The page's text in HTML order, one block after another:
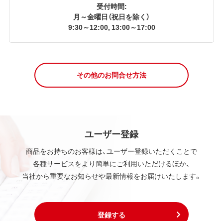
受付時間:
月～金曜日（祝日を除く）
9:30～12:00, 13:00～17:00
その他のお問合せ方法
ユーザー登録
商品をお持ちのお客様は、ユーザー登録いただくことで
各種サービスをより簡単にご利用いただけるほか、
当社から重要なお知らせや最新情報をお届けいたします。
登録する